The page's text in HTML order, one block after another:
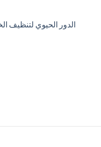
الدور الحيوي لتنظيف